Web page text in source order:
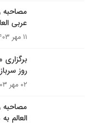
مصاحبه
عربی
۱۱ مهر ۱۴۰۳
روز سرباز
۰۲ مهر ۱۴۰۳
مصاحبه
العالم